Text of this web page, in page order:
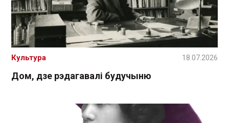
Дом, дзе рэдагавалі будучыню
Культура 18.07.2026